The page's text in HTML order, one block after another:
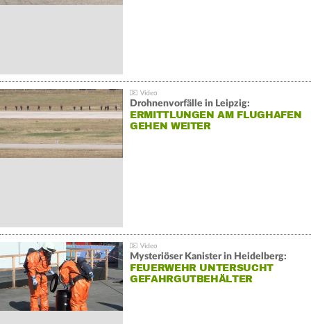
Drohnenvorfälle in Leipzig:
ERMITTLUNGEN AM FLUGHAFEN
GEHEN WEITER
Mysteriöser Kanister in Heidelberg:
FEUERWEHR UNTERSUCHT
GEFAHRGUTBEHÄLTER